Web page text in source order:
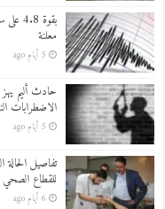
بقوة
معلنة
5 أيام ago
حادث أليم
الاضطرابات
5 أيام ago
تفاصيل
للقطاع الصحي
6 أيام ago